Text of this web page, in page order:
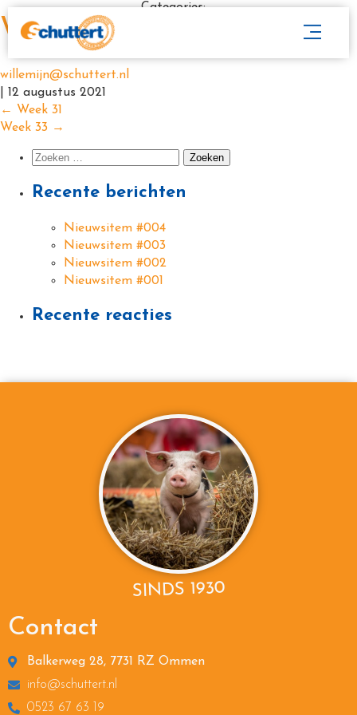
Week 32
willemijn@schuttert.nl
12 augustus 2021
Categories:
← Week 31
Week 33 →
Recente berichten
Nieuwsitem #004
Nieuwsitem #003
Nieuwsitem #002
Nieuwsitem #001
Recente reacties
SINDS 1930
Contact
Balkerweg 28, 7731 RZ Ommen
info@schuttert.nl
0523 67 63 19